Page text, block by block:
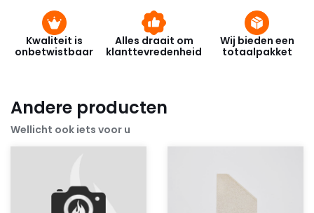
Kwaliteit is
onbetwistbaar
Alles draait om
klanttevredenheid
Wij bieden een
totaalpakket
Andere producten
Wellicht ook iets voor u